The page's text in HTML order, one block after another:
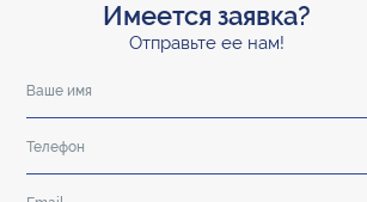
Имеется заявка?
Отправьте ее нам!